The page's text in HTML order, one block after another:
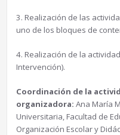
3. Realización de las
uno de los bloques de
4. Realización de la
Intervención).
Coordinación de la
organizadora: Ana María
Universitaria, Facultad de
Organización Escolar y